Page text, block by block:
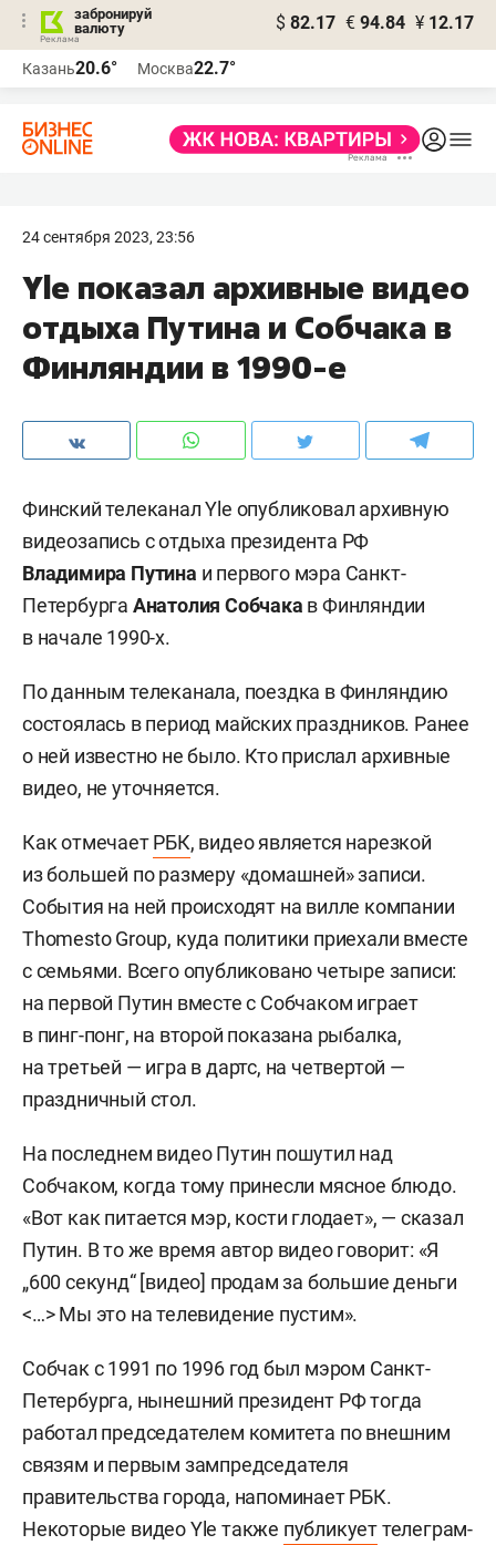
забронируй
валюту
$ 82.17 € 94.84 ¥ 12.17
Казань20.6° Москва22.7°
24 сентября 2023, 23:56
Yle показал архивные видео
отдыха Путина и Собчака в
Финляндии в 1990-е
Финский телеканал Yle опубликовал архивную
видеозапись с отдыха президента РФ
Владимира Путина и первого мэра Санкт-
Петербурга Анатолия Собчака в Финляндии
в начале 1990-х.
По данным телеканала, поездка в Финляндию
состоялась в период майских праздников. Ранее
о ней известно не было. Кто прислал архивные
видео, не уточняется.
Как отмечаетРБК, видео является нарезкой
из большей по размеру «домашней» записи.
События на ней происходят на вилле компании
Thomesto Group, куда политики приехали вместе
с семьями. Всего опубликовано четыре записи:
на первой Путин вместе с Собчаком играет
в пинг-понг, на второй показана рыбалка,
на третьей — игра в дартс, на четвертой —
праздничный стол.
На последнем видео Путин пошутил над
Собчаком, когда тому принесли мясное блюдо.
«Вот как питается мэр, кости глодает», — сказал
Путин. В то же время автор видео говорит: «Я
„600 секунд“ [видео] продам за большие деньги
<…> Мы это на телевидение пустим».
Собчак с 1991 по 1996 год был мэром Санкт-
Петербурга, нынешний президент РФ тогда
работал председателем комитета по внешним
связям и первым зампредседателя
правительства города, напоминает РБК.
Некоторые видео Yle также публикуеттелеграм-